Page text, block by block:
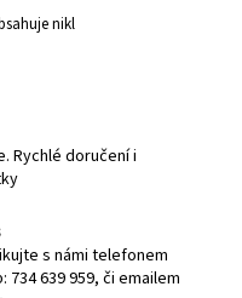
nikl
Rychlé doručení i
s námi telefonem
639 959, či emailem